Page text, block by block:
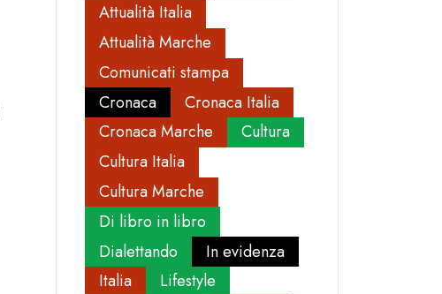
Attualità Italia
Attualità Marche
Comunicati stampa
Cronaca
Cronaca Italia
Cronaca Marche
Cultura
Cultura Italia
Cultura Marche
Di libro in libro
Dialettando
In evidenza
Italia
Lifestyle